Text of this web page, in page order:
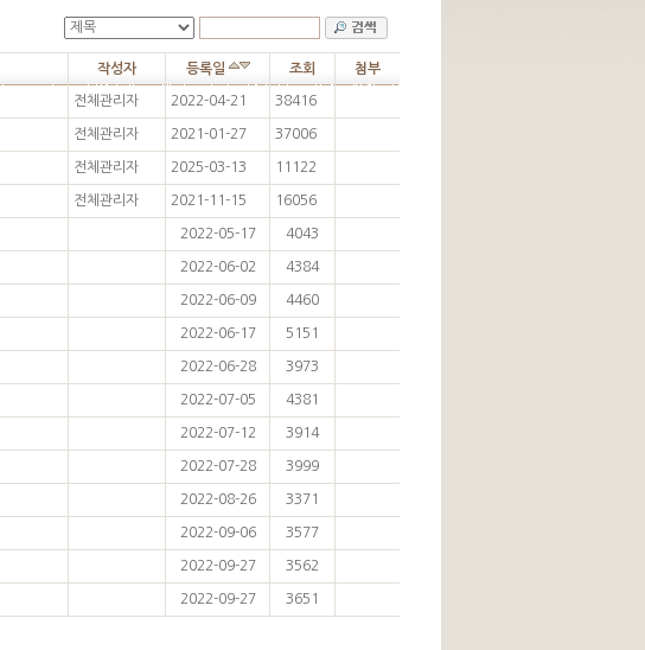
작성자 등록일 조회 첨부
전체관리자 2022-04-21 38416
전체관리자 2021-01-27 37006
전체관리자 2025-03-13 11122
전체관리자 2021-11-15 16056
2022-05-17 4043
2022-06-02 4384
2022-06-09 4460
2022-06-17 5151
2022-06-28 3973
2022-07-05 4381
2022-07-12 3914
2022-07-28 3999
2022-08-26 3371
2022-09-06 3577
2022-09-27 3562
2022-09-27 3651